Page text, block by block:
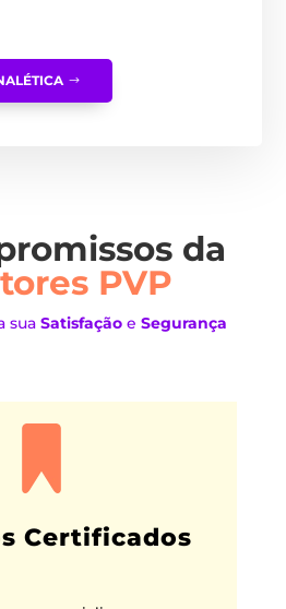
da
PVP
sua Satisfaçãoe Segurança
Certificados